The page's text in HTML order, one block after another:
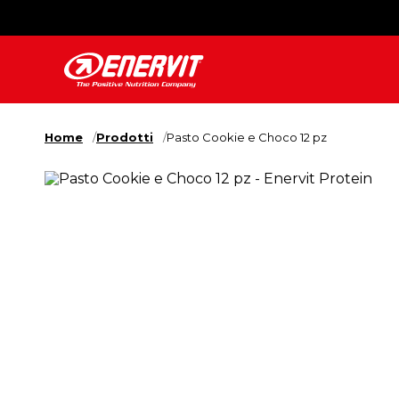
Home Prodotti Pasto Cookie e Choco 12 pz